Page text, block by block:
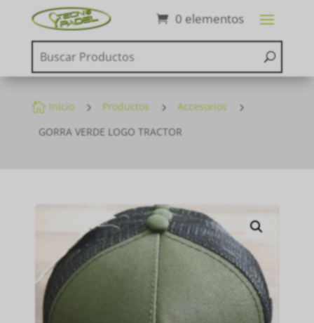
0 elementos
 Inicio 5 Productos 5 Accesorios 5
GORRA VERDE LOGO TRACTOR